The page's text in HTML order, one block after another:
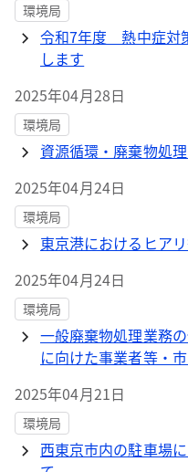
環境局
令和7年度 熱中症対
します
2025年04月28日
環境局
資源循環・廃棄物処
2025年04月24日
環境局
東京港におけるヒア
2025年04月24日
環境局
一般廃棄物処理業務
に向けた事業者等・
2025年04月21日
環境局
西東京市内の駐車場